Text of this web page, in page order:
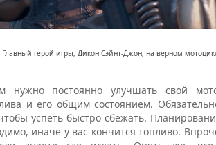
Главный герой игры, Дикон Сэйнт-Джон, на верном
нужно постоянно улучшать свой
и его общим состоянием.
успеть быстро сбежать.
иначе у вас кончится топливо.